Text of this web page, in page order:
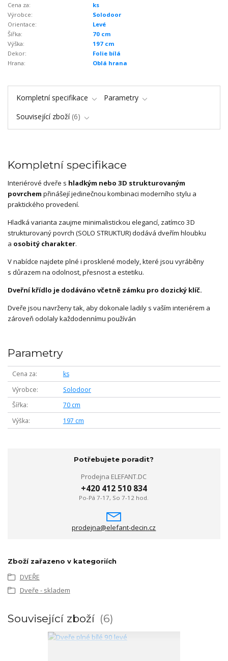
Cena za:
ks
Výrobce:
Solodoor
Orientace:
Levé
Šířka:
70 cm
Výška:
197 cm
Dekor:
Folie bílá
Hrana:
Oblá hrana
Kompletní specifikace
Parametry
Související zboží 6
Kompletní specifikace
Interiérové dveře s hladkým nebo 3D strukturovaným
povrchem přinášejí jedinečnou kombinaci moderního stylu a
praktického provedení.
Hladká varianta zaujme minimalistickou elegancí, zatímco 3D
strukturovaný povrch (SOLO STRUKTUR) dodává dveřím hloubku
a osobitý charakter.
V nabídce najdete plné i prosklené modely, které jsou vyráběny
s důrazem na odolnost, přesnost a estetiku.
Dveřní křídlo je dodáváno včetně zámku pro dozický klíč.
Dveře jsou navrženy tak, aby dokonale ladily s vaším interiérem a
zároveň odolaly každodennímu používán
Parametry
Cena za
ks
Výrobce
Solodoor
Šířka
70 cm
Výška
197 cm
Potřebujete poradit?
Prodejna ELEFANT.DC
+420 412 510 834
Po-Pá 7-17, So 7-12 hod.
prodejna@elefant-decin.cz
Zboží zařazeno v kategoriích
DVEŘE
Dveře - skladem
Související zboží 6